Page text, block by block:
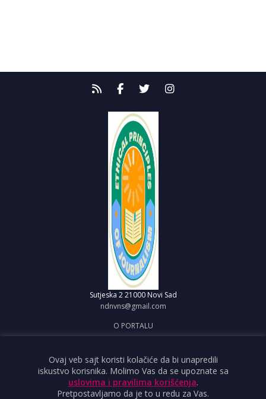
Sutjeska 2 21000 Novi Sad
ndnvns@gmail.com
O PORTALU
OBJAVI VEST
USLOVI KORIŠĆENJA
Ovaj veb sajt koristi kolačiće da bi unapredili
iskustvo korisnika. Molimo Vas da se upoznate sa
uslovima i pravilima korišćenja.
Pretpostavljamo da je to u redu za Vas.